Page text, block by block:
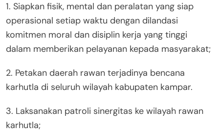
1. Siapkan fisik, mental dan peralatan yang siap
operasional setiap waktu dengan dilandasi
komitmen moral dan disiplin kerja yang tinggi
dalam memberikan pelayanan kepada masyarakat;
2. Petakan daerah rawan terjadinya bencana
karhutla di seluruh wilayah kabupaten kampar.
3. Laksanakan patroli sinergitas ke wilayah rawan
karhutla;